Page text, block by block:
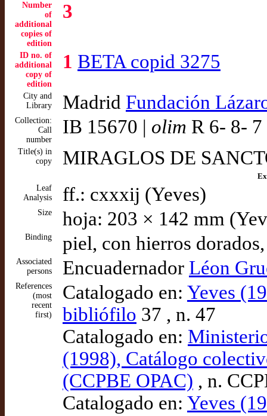
Number
of
additional
copies of
edition
3
ID no. of
additional
copy of
edition
1 BETA copid 3275
City and
Library
Madrid Fundación
Collection:
Call
number
IB 15670 | olim R 6- 8- 7
Title(s) in
copy
MIRAGLOS DE
Leaf
Analysis
ff.: cxxxij (Yeves)
Size hoja: 203 × 142 mm
Binding piel, con hierros
Associated
persons
Encuadernador Léon
References
(most
recent
first)
Catalogado en: Yeves
bibliófilo 37 , n. 47
Catalogado en:
(1998), Catálogo
(CCPBE OPAC) , n.
Catalogado en: Yeves